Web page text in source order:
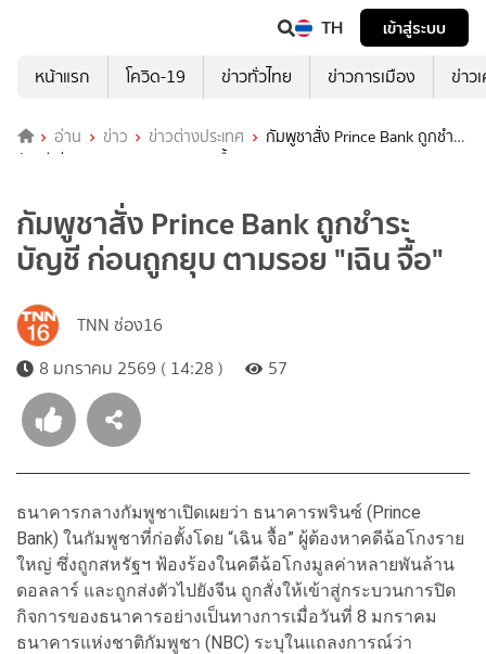
TH
เข้าสู่ระบบ
หน้าแรก
โควิด-19 ข่าวทั่วไทย ข่าวการเมือง ข่าว
อ่าน ข่าว ข่าวต่างประเทศ
กัมพูชาสั่ง Prince Bank ถูกชำระ
บัญชี ก่อนถูกยุบ ตามรอย "เฉิน จื้อ"
กัมพูชาสั่ง Prince Bank ถูกชำระ
บัญชี ก่อนถูกยุบ ตามรอย "เฉิน จื้อ"
TNN ช่อง16
8 มกราคม 2569 ( 14:28 )
57
ธนาคารกลางกัมพูชาเปิดเผยว่า ธนาคารพรินซ์ (Prince
Bank) ในกัมพูชาที่ก่อตั้งโดย “เฉิน จื้อ” ผู้ต้องหาคดีฉ้อโกงราย
ใหญ่ ซึ่งถูกสหรัฐฯ ฟ้องร้องในคดีฉ้อโกงมูลค่าหลายพันล้าน
ดอลลาร์ และถูกส่งตัวไปยังจีน ถูกสั่งให้เข้าสู่กระบวนการปิด
กิจการของธนาคารอย่างเป็นทางการเมื่อวันที่ 8 มกราคม
ธนาคารแห่งชาติกัมพูชา (NBC) ระบุในแถลงการณ์ว่า